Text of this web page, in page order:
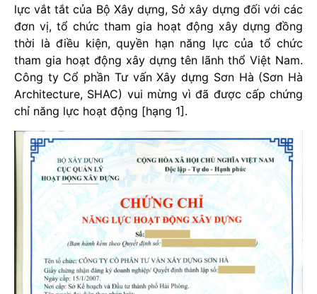
lực vắt tắt của Bộ Xây dựng, Sở xây dựng đối với các
đơn vị, tổ chức tham gia hoạt động xây dựng đồng
thời là điều kiện, quyền hạn năng lực của tổ chức
tham gia hoạt động xây dựng tên lãnh thổ Việt Nam.
Công ty Cổ phần Tư vấn Xây dựng Sơn Hà (Sơn Hà
Architecture, SHAC) vui mừng vì đã được cấp chứng
chỉ năng lực hoạt động [hạng 1].